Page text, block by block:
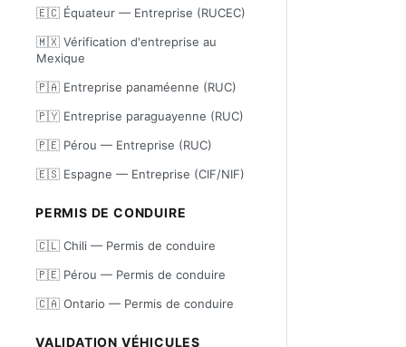
🇪🇨 Équateur — Entreprise (RUCEC)
🇲🇽 Vérification d'entreprise au
Mexique
🇵🇦 Entreprise panaméenne (RUC)
🇵🇾 Entreprise paraguayenne (RUC)
🇵🇪 Pérou — Entreprise (RUC)
🇪🇸 Espagne — Entreprise (CIF/NIF)
PERMIS DE CONDUIRE
🇨🇱 Chili — Permis de conduire
🇵🇪 Pérou — Permis de conduire
🇨🇦 Ontario — Permis de conduire
VALIDATION VÉHICULES